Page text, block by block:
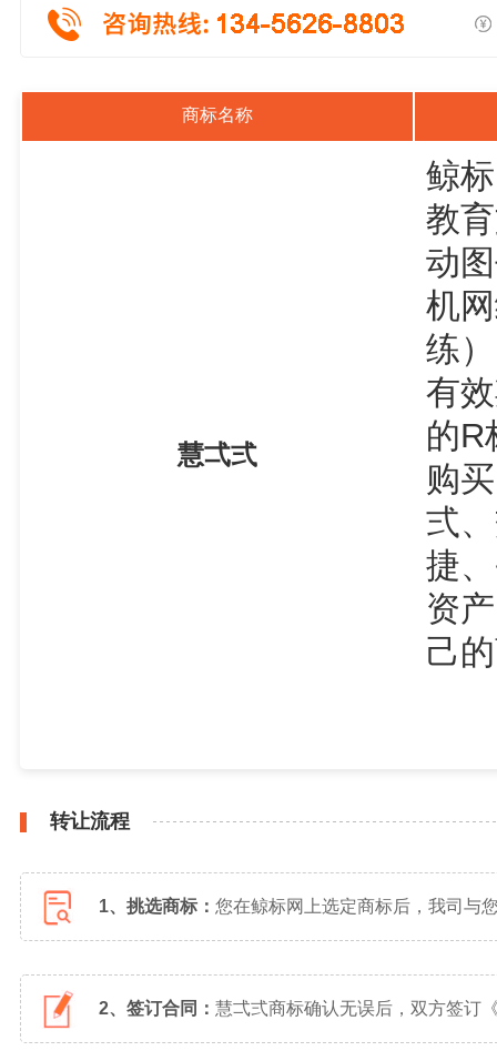
商标名称
慧弌弍
鲸
教
动
机
练
有
的R
购
弍
捷
资
己
转让流程
1、挑选商标： 您在鲸标网上选定商标后，我司与
2、签订合同： 慧弌弍商标确认无误后，双方签订